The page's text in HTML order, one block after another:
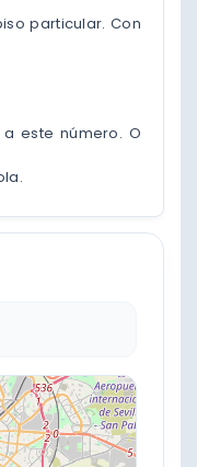
particular. Con
este número. O